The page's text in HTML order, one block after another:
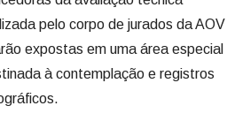
pelo corpo de jurados da AOV
expostas em uma área especial
à contemplação e registros